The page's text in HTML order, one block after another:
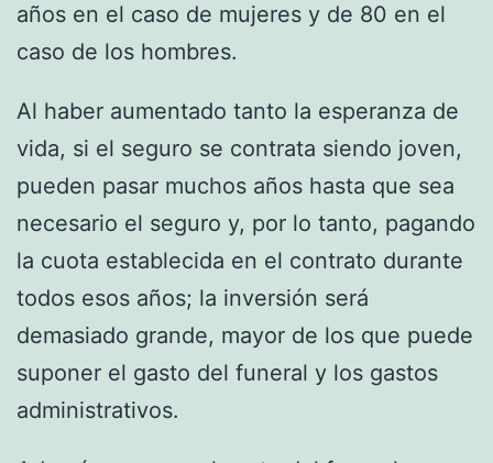
años en el caso de mujeres y de 80 en el
caso de los hombres.
Al haber aumentado tanto la esperanza de
vida, si el seguro se contrata siendo joven,
pueden pasar muchos años hasta que sea
necesario el seguro y, por lo tanto, pagando
la cuota establecida en el contrato durante
todos esos años; la inversión será
demasiado grande, mayor de los que puede
suponer el gasto del funeral y los gastos
administrativos.